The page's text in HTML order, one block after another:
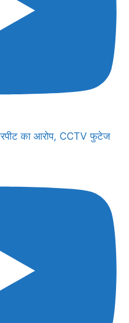
का आरोप, CCTV फुटेज